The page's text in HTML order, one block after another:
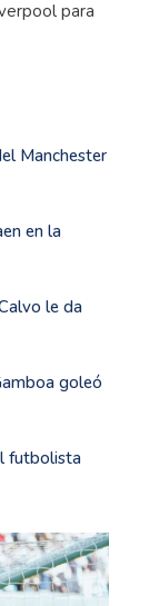
para
Manchester
en la
le da
goleó
futbolista